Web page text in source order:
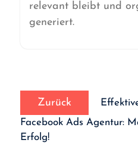
relevant bleibt und
generiert.
Navigation
Zurück
Vorheriger
Facebook Ads Agentur:
Erfolg!